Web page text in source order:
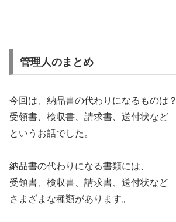
管理人のまとめ
今回は、納品書の代わりになるものは？
受領書、検収書、請求書、送付状など
というお話でした。
納品書の代わりになる書類には、
受領書、検収書、請求書、送付状など
さまざまな種類があります。